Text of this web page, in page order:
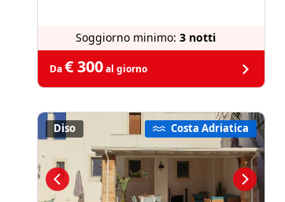
Soggiorno minimo: 3 notti
Da€ 300al giorno
Diso Costa Adriatica